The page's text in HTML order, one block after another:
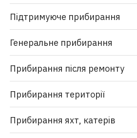
Підтримуюче прибирання
Генеральне прибирання
Прибирання після ремонту
Прибирання території
Прибирання яхт, катерів